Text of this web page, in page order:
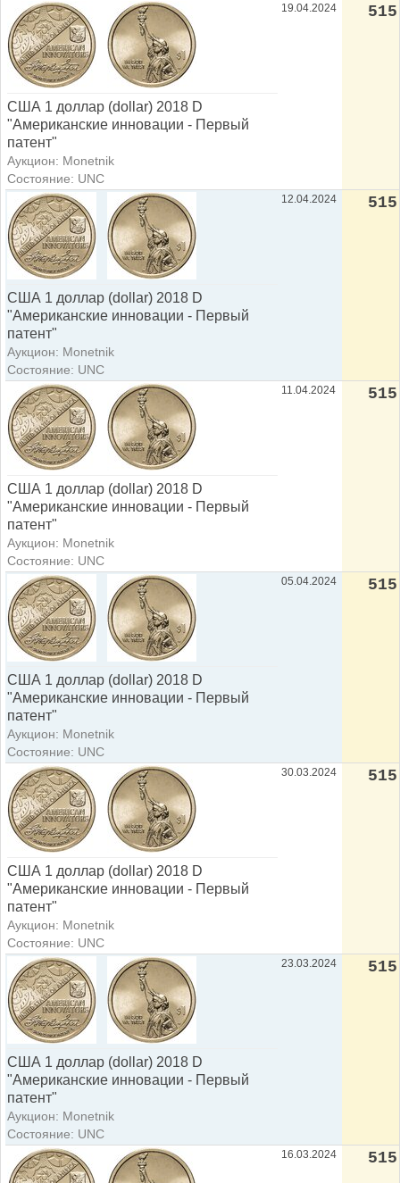
США 1 доллар (dollar) 2018 D
"Американские инновации - Первый
патент"
Аукцион: Monetnik
Состояние: UNC
19.04.2024 515
США 1 доллар (dollar) 2018 D
"Американские инновации - Первый
патент"
Аукцион: Monetnik
Состояние: UNC
12.04.2024 515
США 1 доллар (dollar) 2018 D
"Американские инновации - Первый
патент"
Аукцион: Monetnik
Состояние: UNC
11.04.2024 515
США 1 доллар (dollar) 2018 D
"Американские инновации - Первый
патент"
Аукцион: Monetnik
Состояние: UNC
05.04.2024 515
США 1 доллар (dollar) 2018 D
"Американские инновации - Первый
патент"
Аукцион: Monetnik
Состояние: UNC
30.03.2024 515
США 1 доллар (dollar) 2018 D
"Американские инновации - Первый
патент"
Аукцион: Monetnik
Состояние: UNC
23.03.2024 515
16.03.2024 515